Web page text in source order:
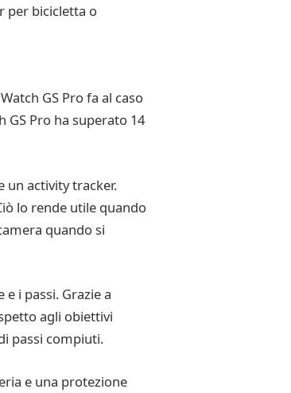
per bicicletta o
GS Pro fa al caso
GS Pro ha superato 14
un activity tracker.
lo rende utile quando
quando si
i passi. Grazie a
agli obiettivi
passi compiuti.
e una protezione